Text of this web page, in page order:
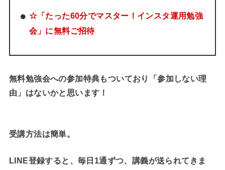
☆「たった60分でマスター！インスタ運用勉強
会」に無料ご招待
無料勉強会への参加特典もついており「参加しない理
由」はないかと思います！
受講方法は簡単。
LINE登録すると、毎日1通ずつ、講義が送られてきま